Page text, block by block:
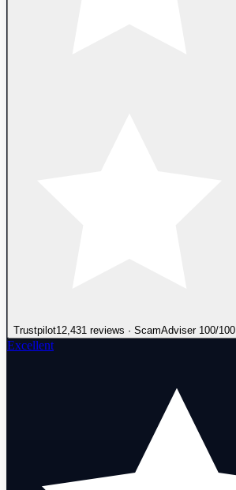
Trustpilot12,431 reviews · ScamAdviser 100/100
Excellent